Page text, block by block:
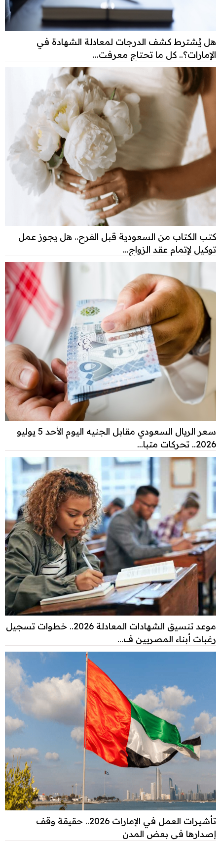
هل يُشترط كشف الدرجات لمعادلة الشهادة في
الإمارات؟.. كل ما تحتاج معرفت...
كتب الكتاب من السعودية قبل الفرح.. هل يجوز عمل
توكيل لإتمام عقد الزواج...
سعر الريال السعودي مقابل الجنيه اليوم الأحد 5 يوليو
2026.. تحركات متبا...
موعد تنسيق الشهادات المعادلة 2026.. خطوات تسجيل
رغبات أبناء المصريين ف...
تأشيرات العمل في الإمارات 2026.. حقيقة وقف
إصدارها في بعض المدن